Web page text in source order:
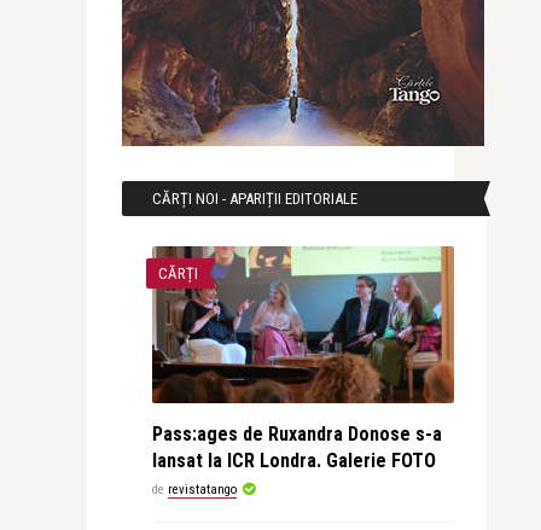
CĂRȚI NOI - APARIȚII EDITORIALE
CĂRȚI
Pass:ages de Ruxandra Donose s-a
lansat la ICR Londra. Galerie FOTO
de revistatango